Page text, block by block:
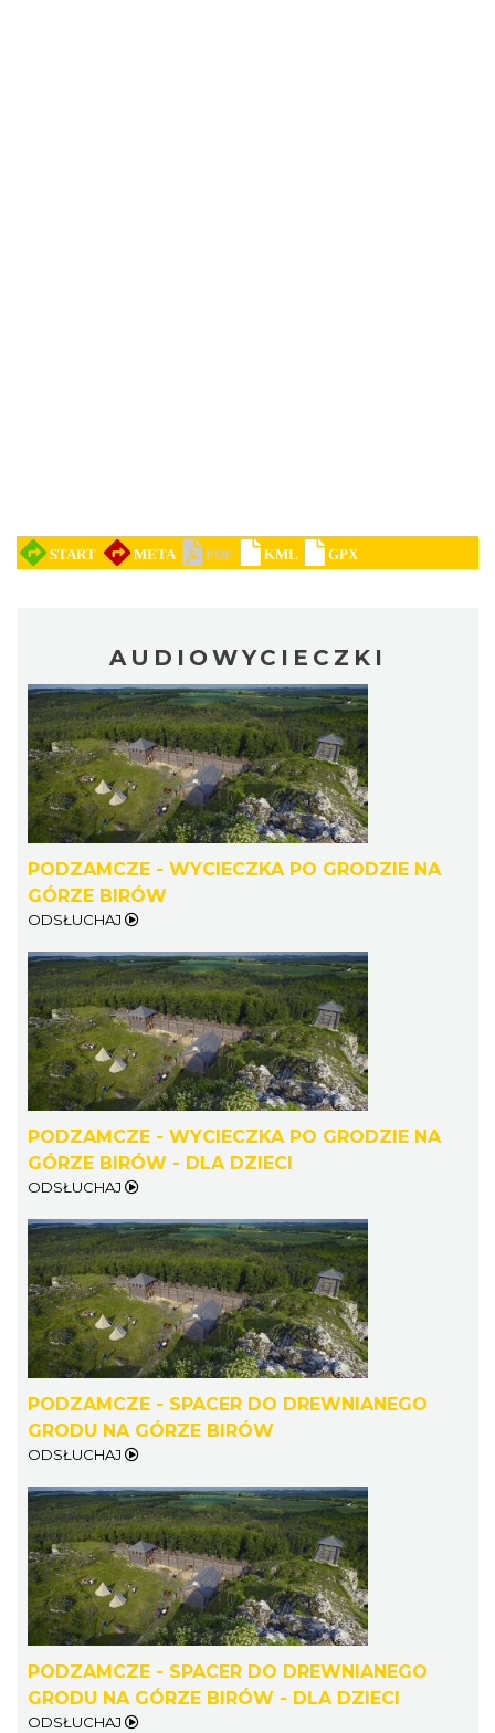
AUDIOWYCIECZKI
PODZAMCZE - WYCIECZKA PO GRODZIE NA
GÓRZE BIRÓW
ODSŁUCHAJ
PODZAMCZE - WYCIECZKA PO GRODZIE NA
GÓRZE BIRÓW - DLA DZIECI
ODSŁUCHAJ
PODZAMCZE - SPACER DO DREWNIANEGO
GRODU NA GÓRZE BIRÓW
ODSŁUCHAJ
PODZAMCZE - SPACER DO DREWNIANEGO
GRODU NA GÓRZE BIRÓW - DLA DZIECI
ODSŁUCHAJ